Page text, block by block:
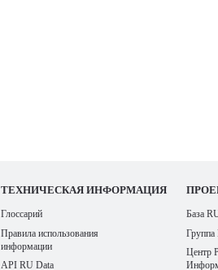
ТЕХНИЧЕСКАЯ ИНФОРМАЦИЯ
Глоссарий
Правила использования
информации
API RU Data
База
Группа
Центр